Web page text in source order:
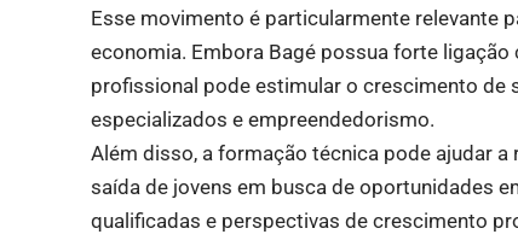
Esse movimento é particularmente relevante
economia. Embora Bagé possua forte
profissional pode estimular o crescimento
especializados e empreendedorismo.
Além disso, a formação técnica pode ajudar
saída de jovens em busca de oportunidades
qualificadas e perspectivas de crescimento